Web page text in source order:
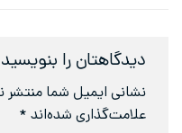
دیدگاهتان را بنویسید
نشانی ایمیل شما
علامت‌گذاری شده‌اند *